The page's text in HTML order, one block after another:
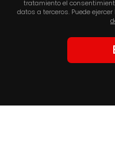
tratamiento el
datos a terceros. Puede